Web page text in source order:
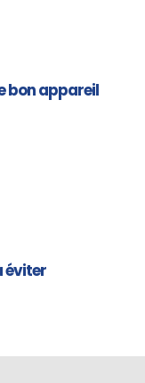
bon appareil
éviter